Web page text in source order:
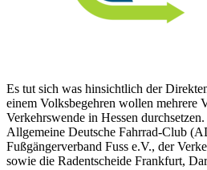
Es tut sich was hinsichtlich der
einem Volksbegehren wollen mehrere
Verkehrswende in Hessen
Allgemeine Deutsche Fahrrad-Club
Fußgängerverband Fuss e.V., der
sowie die Radentscheide Frankfurt,